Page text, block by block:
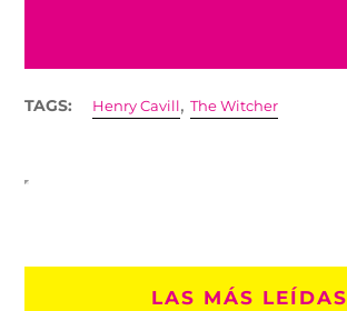
TAGS: Henry Cavill ,The Witcher
LAS MÁS LEÍDAS